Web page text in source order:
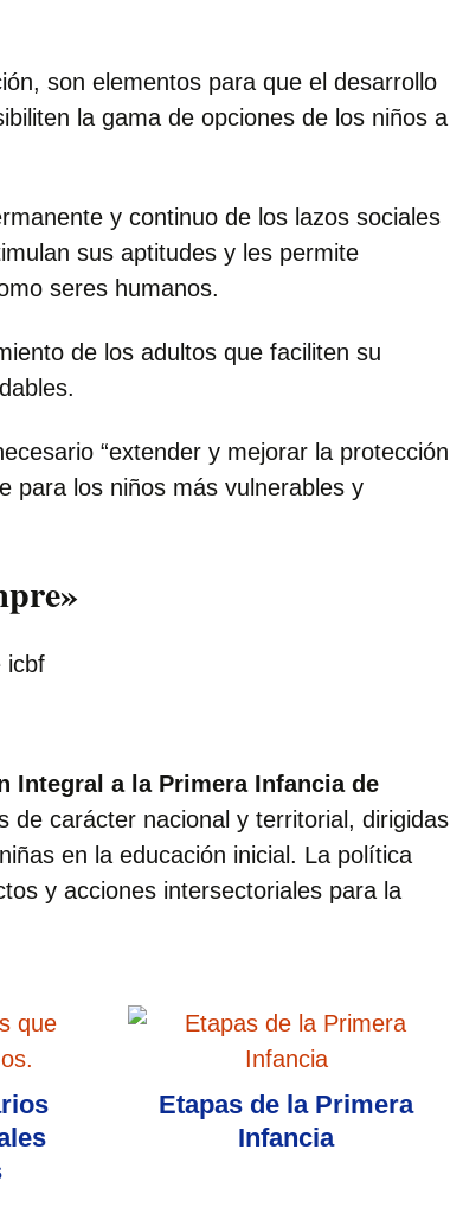
son elementos para que el desarrollo
la gama de opciones de los niños a
y continuo de los lazos sociales
sus aptitudes y les permite
seres humanos.
de los adultos que faciliten su
“extender y mejorar la protección
para los niños más vulnerables y
Integral a la Primera Infancia de
de carácter nacional y territorial, dirigidas
en la educación inicial. La política
y acciones intersectoriales para la
Etapas de la Primera
Infancia